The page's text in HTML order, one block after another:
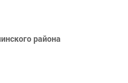
района